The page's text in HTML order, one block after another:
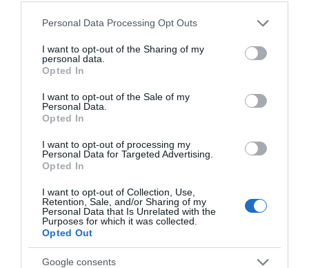
Please note that this website/app uses one or more Google
not limited to your visit or usage behaviour. You may click to
grant or deny consent to Google and its third-party tags to
use your data for below specified purposes in below Google
consent section.
Personal Data Processing Opt Outs
I want to opt-out of the Sharing of my
personal data.
Opted In
I want to opt-out of the Sale of my
Personal Data.
Opted In
I want to opt-out of processing my
Personal Data for Targeted Advertising.
Opted In
I want to opt-out of Collection, Use,
Retention, Sale, and/or Sharing of my
Personal Data that Is Unrelated with the
Purposes for which it was collected.
Opted Out
Google consents
Εύβοια! Δείτε σε ποια παραλία
«Κόκκινος» συναγερμός στην
Αυξημένη ετοιμότητα παντού
08.08.2026 | 17:00
Ρόδος: Έγραψαν 80χρονη για
κράνος!
08.08.2026 | 16:40
Θρήνος σε όλη την Εύβοια για τον
επιχειρηματία που έφυγε απο
την ζωή
08.08.2026 | 16:20
Όλες οι τελευταίες ειδήσεις
ΠΕΡΙΣΣΟΤΕΡΑ ΑΠΟ ΕΙΔΗΣΕΙΣ ΕΥΒΟΙΑ